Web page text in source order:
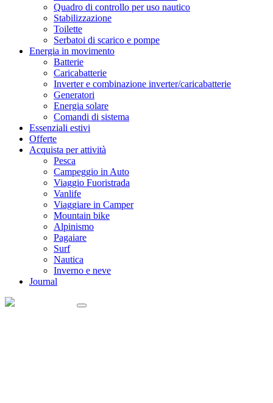
Quadro di controllo per uso nautico
Stabilizzazione
Toilette
Serbatoi di scarico e pompe
Energia in movimento
Batterie
Caricabatterie
Inverter e combinazione inverter/caricabatterie
Generatori
Energia solare
Comandi di sistema
Essenziali estivi
Offerte
Acquista per attività
Pesca
Campeggio in Auto
Viaggio Fuoristrada
Vanlife
Viaggiare in Camper
Mountain bike
Alpinismo
Pagaiare
Surf
Nautica
Inverno e neve
Journal